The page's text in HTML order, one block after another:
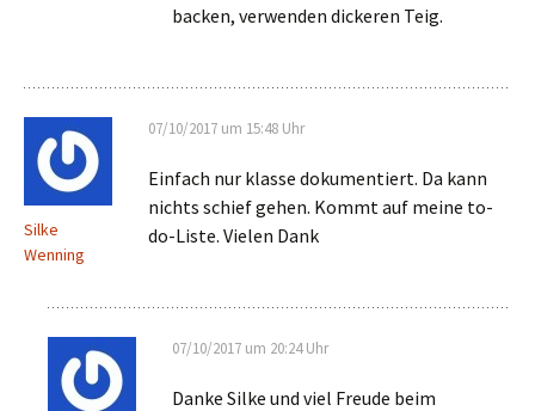
backen, verwenden dickeren Teig.
Silke
Wenning
07/10/2017 um 15:48 Uhr
Einfach nur klasse dokumentiert. Da kann
nichts schief gehen. Kommt auf meine to-
do-Liste. Vielen Dank
07/10/2017 um 20:24 Uhr
Danke Silke und viel Freude beim